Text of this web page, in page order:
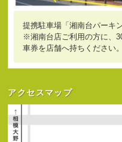
提携駐車場「湘南台パーキ
※湘南台店ご利用の方に、
車券を店舗へ持ちください。
アクセスマップ